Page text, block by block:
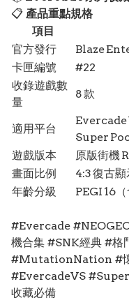
📋 產品重點規格
項目
官方發行
Blaze
卡匣編號
#22
收錄遊戲數
量
8 款
適用平台
Evercade
Super
遊戲版本
原版街機
畫面比例
4:3 復古
年齡分級
PEGI 16
#Evercade
機合集 #SNK經典 #
#MutationNation #懷
#EvercadeVS
收藏必備